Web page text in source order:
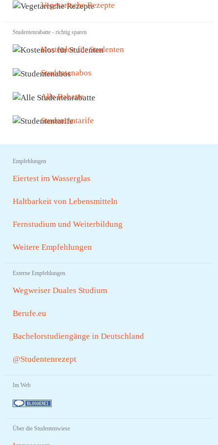
Vegetarische Rezepte
Studentenrabatte - richtig sparen
Kostenlos für Studenten
Studentenabos
Alle Rabatte
Studententarife
Empfehlungen
Eiertest im Wasserglas
Haltbarkeit von Lebensmitteln
Fernstudium und Weiterbildung
Weitere Empfehlungen
Externe Empfehlungen
Wegweiser Duales Studium
Berufe.eu
Bachelorstudiengänge in Deutschland
@Studentenrezept
Im Web
Über die Studentenwiese